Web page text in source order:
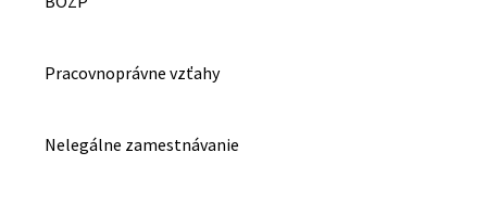
Pracovnoprávne vzťahy
Nelegálne zamestnávanie